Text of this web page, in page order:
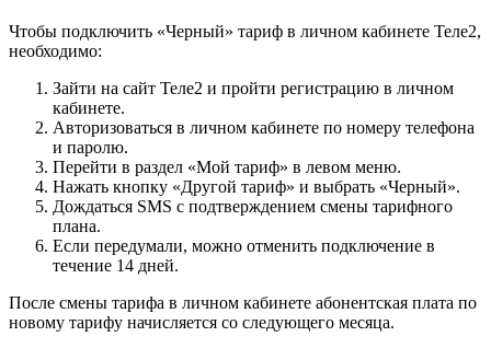
Чтобы подключить «Черный» тариф в личном кабинете Теле2,
необходимо:
Зайти на сайт Теле2 и пройти регистрацию в личном
кабинете.
Авторизоваться в личном кабинете по номеру телефона
и паролю.
Перейти в раздел «Мой тариф» в левом меню.
Нажать кнопку «Другой тариф» и выбрать «Черный».
Дождаться SMS с подтверждением смены тарифного
плана.
Если передумали, можно отменить подключение в
течение 14 дней.
После смены тарифа в личном кабинете абонентская плата по
новому тарифу начисляется со следующего месяца.